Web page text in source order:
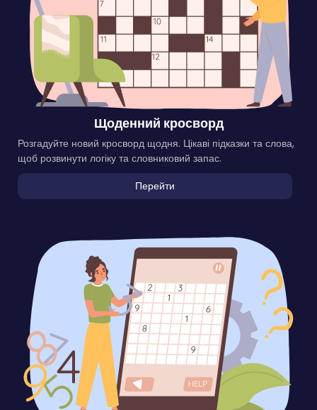
Щоденний кросворд
Розгадуйте новий кросворд щодня. Цікаві підказки та слова,
щоб розвинути логіку та словниковий запас.
Перейти